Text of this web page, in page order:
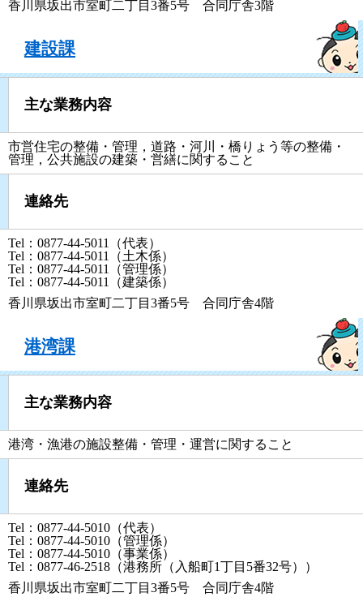
香川県坂出市室町二丁目3番5号 合同庁舎3階
建設課
主な業務内容
市営住宅の整備・管理，道路・河川・橋りょう等の整備・
管理，公共施設の建築・営繕に関すること
連絡先
Tel：0877-44-5011（代表）
Tel：0877-44-5011（土木係）
Tel：0877-44-5011（管理係）
Tel：0877-44-5011（建築係）
香川県坂出市室町二丁目3番5号 合同庁舎4階
港湾課
主な業務内容
港湾・漁港の施設整備・管理・運営に関すること
連絡先
Tel：0877-44-5010（代表）
Tel：0877-44-5010（管理係）
Tel：0877-44-5010（事業係）
Tel：0877-46-2518（港務所（入船町1丁目5番32号））
香川県坂出市室町二丁目3番5号 合同庁舎4階